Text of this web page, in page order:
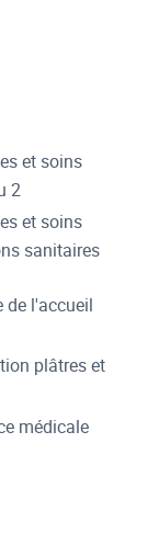
et soins
2
et soins
sanitaires
de l'accueil
plâtres et
médicale